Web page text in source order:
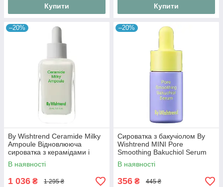
Купити Купити
–20%
By Wishtrend Ceramide Milky
Ampoule Відновлююча
сироватка з керамідами і
центелою, 30 мл
В наявності
1 036 ₴ 1 295 ₴
–20%
Сироватка з бакучіолом By
Wishtrend MINI Pore
Smoothing Bakuchiol Serum
10 ml
В наявності
356 ₴ 445 ₴